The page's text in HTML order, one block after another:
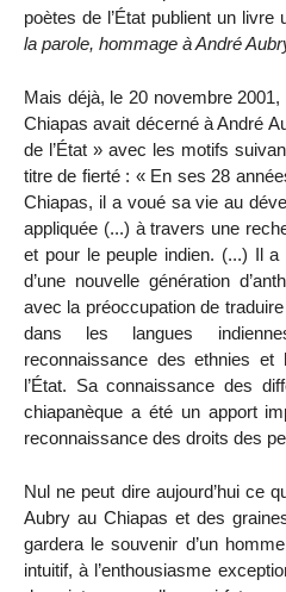
poètes de l’État publient un livre
la parole, hommage à André
Mais déjà, le 20 novembre
Chiapas avait décerné à André
de l’État » avec les motifs
titre de fierté : « En ses 28
Chiapas, il a voué sa vie au
appliquée (...) à travers une
et pour le peuple indien. (...) Il
d’une nouvelle génération
avec la préoccupation de
dans les langues
reconnaissance des ethnies et
l’État. Sa connaissance des
chiapanèque a été un apport
reconnaissance des droits des
Nul ne peut dire aujourd’hui ce
Aubry au Chiapas et des
gardera le souvenir d’un
intuitif, à l’enthousiasme